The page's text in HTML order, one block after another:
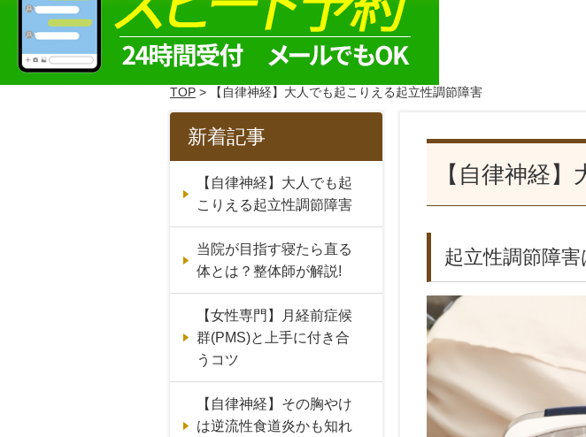
TOP > 【自律神経】大人でも起こりえる起立性調節障害
【自律神経
起立性調節障
新着記事
【自律神経】大人でも起
こりえる起立性調節障害
当院が目指す寝たら直る
体とは？整体師が解説!
【女性専門】月経前症候
群(PMS)と上手に付き合
うコツ
【自律神経】その胸やけ
は逆流性食道炎かも知れ